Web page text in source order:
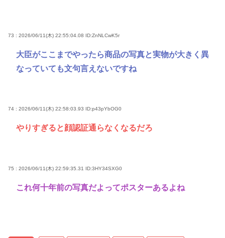
73 : 2026/06/11(木) 22:55:04.08 ID:ZnNLCwK5r
大臣がここまでやったら商品の写真と実物が大きく異
なっていても文句言えないですね
74 : 2026/06/11(木) 22:58:03.93 ID:p43pYbOG0
やりすぎると顔認証通らなくなるだろ
75 : 2026/06/11(木) 22:59:35.31 ID:3HY34SXG0
これ何十年前の写真だよってポスターあるよね